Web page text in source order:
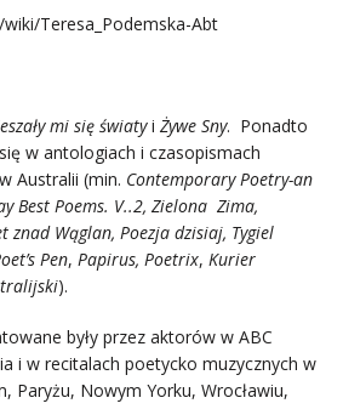
Teresa_Podemska-Abt
mi się światyi Żywe Sny. Ponadto
w antologiach i czasopismach
Australii (min. Contemporary Poetry-an
Best Poems. V..2, Zielona Zima,
znad Wąglan, Poezja dzisiaj, Tygiel
Pen, Papirus, Poetrix, Kurier
).
były przez aktorów w ABC
i w recitalach poetycko muzycznych w
Paryżu, Nowym Yorku, Wrocławiu,